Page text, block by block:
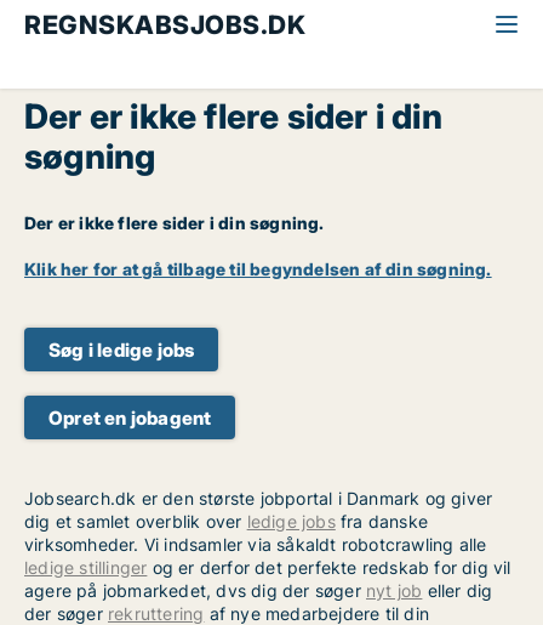
REGNSKABSJOBS.DK
Der er ikke flere sider i din
søgning
Der er ikke flere sider i din søgning.
Klik her for at gå tilbage til begyndelsen af din søgning.
Søg i ledige jobs
Opret en jobagent
Jobsearch.dk er den største jobportal i Danmark og giver
dig et samlet overblik over ledige jobsfra danske
virksomheder. Vi indsamler via såkaldt robotcrawling alle
ledige stillinger og er derfor det perfekte redskab for dig vil
agere på jobmarkedet, dvs dig der søger nyt job eller dig
der søger rekruttering af nye medarbejdere til din